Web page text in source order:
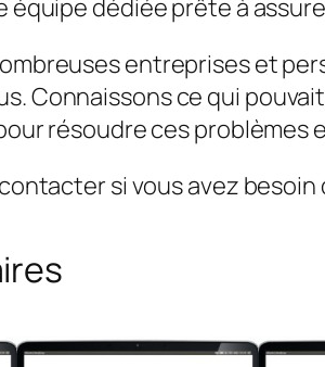
équipe dédiée prête à
entreprises et
Connaissons ce qui
résoudre ces problèmes
si vous avez besoin